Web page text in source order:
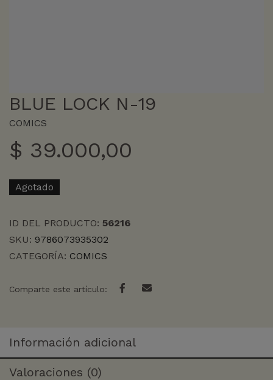
BLUE LOCK N-19
COMICS
$ 39.000,00
Agotado
ID DEL PRODUCTO: 56216
SKU: 9786073935302
CATEGORÍA: COMICS
Comparte este artículo:
Información adicional
Valoraciones (0)